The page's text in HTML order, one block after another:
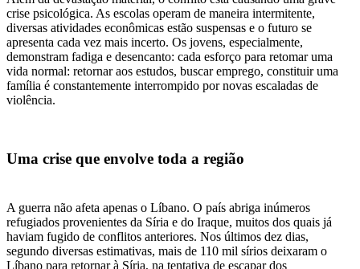
crise psicológica. As escolas operam de maneira intermitente,
diversas atividades econômicas estão suspensas e o futuro se
apresenta cada vez mais incerto. Os jovens, especialmente,
demonstram fadiga e desencanto: cada esforço para retomar uma
vida normal: retornar aos estudos, buscar emprego, constituir uma
família é constantemente interrompido por novas escaladas de
violência.
Uma crise que envolve toda a região
A guerra não afeta apenas o Líbano. O país abriga inúmeros
refugiados provenientes da Síria e do Iraque, muitos dos quais já
haviam fugido de conflitos anteriores. Nos últimos dez dias,
segundo diversas estimativas, mais de 110 mil sírios deixaram o
Líbano para retornar à Síria, na tentativa de escapar dos